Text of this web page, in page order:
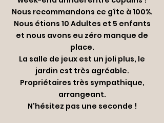
Nous recommandons ce gîte à 100%.
Nous étions 10 Adultes et 5 enfants
et nous avons eu zéro manque de
place.
La salle de jeux est un joli plus, le
jardin est très agréable.
Propriétaires très sympathique,
arrangeant.
N'hésitez pas une seconde !